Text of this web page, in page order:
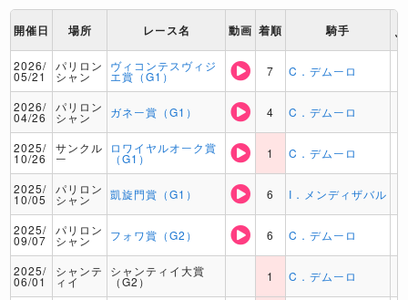
開催日 場所 レース名 動画 着順 騎手
2026/
05/21
パリロン
シャン
ヴィコンテスヴィジ
エ賞（G1） 7 C．デムーロ
2026/
04/26
パリロン
シャン ガネー賞（G1） 4 C．デムーロ
2025/
10/26
サンクル
ー
ロワイヤルオーク賞
（G1） 1 C．デムーロ
2025/
10/05
パリロン
シャン 凱旋門賞（G1） 6 I．メンディザバル
2025/
09/07
パリロン
シャン フォワ賞（G2） 6 C．デムーロ
2025/
06/01
シャンテ
ィイ
シャンティイ大賞
（G2） 1 C．デムーロ